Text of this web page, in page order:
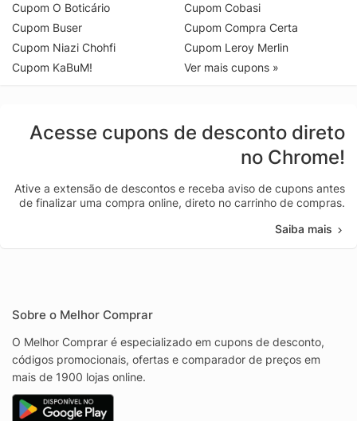
Cupom O Boticário
Cupom Buser
Cupom Niazi Chohfi
Cupom KaBuM!
Cupom Cobasi
Cupom Compra Certa
Cupom Leroy Merlin
Ver mais cupons »
Acesse cupons de desconto direto
no Chrome!
Ative a extensão de descontos e receba aviso de cupons antes
de finalizar uma compra online, direto no carrinho de compras.
Saiba mais
Sobre o Melhor Comprar
O Melhor Comprar é especializado em cupons de desconto,
códigos promocionais, ofertas e comparador de preços em
mais de 1900 lojas online.